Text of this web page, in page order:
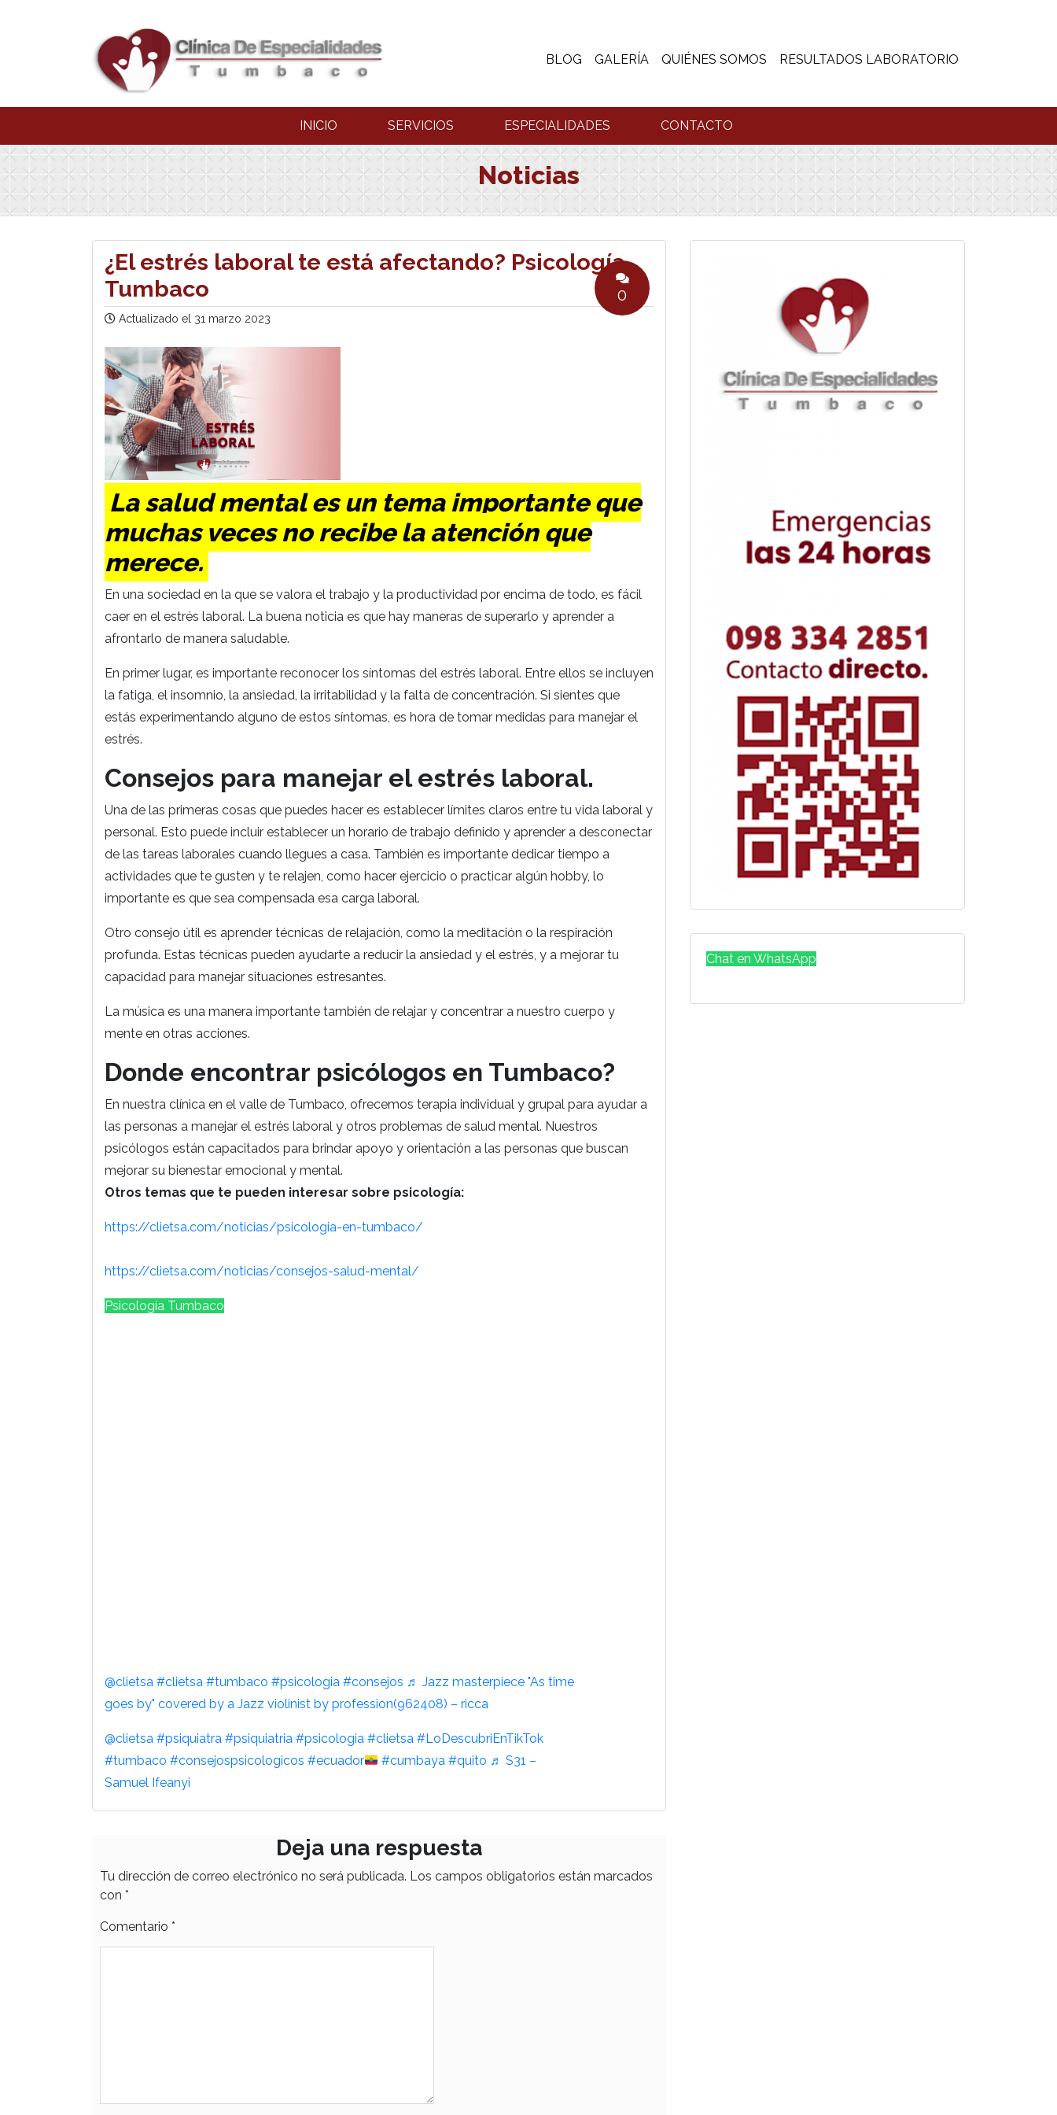
BLOG GALERÍA QUIÉNES SOMOS RESULTADOS LABORATORIO
INICIO SERVICIOS ESPECIALIDADES CONTACTO
Noticias
¿El estrés laboral te está afectando? Psicología
Tumbaco
Actualizado el 31 marzo 2023
0
La salud mental es un tema importante que
muchas veces no recibe la atención que
merece.
En una sociedad en la que se valora el trabajo y la productividad por encima de todo, es fácil
caer en el estrés laboral. La buena noticia es que hay maneras de superarlo y aprender a
afrontarlo de manera saludable.
En primer lugar, es importante reconocer los síntomas del estrés laboral. Entre ellos se incluyen
la fatiga, el insomnio, la ansiedad, la irritabilidad y la falta de concentración. Si sientes que
estás experimentando alguno de estos síntomas, es hora de tomar medidas para manejar el
estrés.
Consejos para manejar el estrés laboral.
Una de las primeras cosas que puedes hacer es establecer límites claros entre tu vida laboral y
personal. Esto puede incluir establecer un horario de trabajo definido y aprender a desconectar
de las tareas laborales cuando llegues a casa. También es importante dedicar tiempo a
actividades que te gusten y te relajen, como hacer ejercicio o practicar algún hobby, lo
importante es que sea compensada esa carga laboral.
Otro consejo útil es aprender técnicas de relajación, como la meditación o la respiración
profunda. Estas técnicas pueden ayudarte a reducir la ansiedad y el estrés, y a mejorar tu
capacidad para manejar situaciones estresantes.
La música es una manera importante también de relajar y concentrar a nuestro cuerpo y
mente en otras acciones.
Donde encontrar psicólogos en Tumbaco?
En nuestra clínica en el valle de Tumbaco, ofrecemos terapia individual y grupal para ayudar a
las personas a manejar el estrés laboral y otros problemas de salud mental. Nuestros
psicólogos están capacitados para brindar apoyo y orientación a las personas que buscan
mejorar su bienestar emocional y mental.
Otros temas que te pueden interesar sobre psicología:
https://clietsa.com/noticias/psicologia-en-tumbaco/
https://clietsa.com/noticias/consejos-salud-mental/
Psicología Tumbaco
@clietsa #clietsa #tumbaco #psicologia #consejos ♬ Jazz masterpiece "As time
goes by" covered by a Jazz violinist by profession(962408) – ricca
@clietsa #psiquiatra #psiquiatria #psicologia #clietsa #LoDescubriEnTikTok
#tumbaco #consejospsicologicos #ecuador #cumbaya #quito ♬ S31 –
Samuel Ifeanyi
Deja una respuesta
Tu dirección de correo electrónico no será publicada. Los campos obligatorios están marcados
con *
Comentario *
Chat en WhatsApp